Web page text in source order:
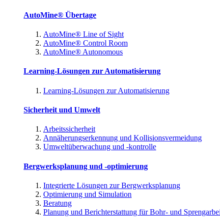
AutoMine® Übertage
AutoMine® Line of Sight
AutoMine® Control Room
AutoMine® Autonomous
Learning-Lösungen zur Automatisierung
Learning-Lösungen zur Automatisierung
Sicherheit und Umwelt
Arbeitssicherheit
Annäherungserkennung und Kollisionsvermeidung
Umweltüberwachung und -kontrolle
Bergwerksplanung und -optimierung
Integrierte Lösungen zur Bergwerksplanung
Optimierung und Simulation
Beratung
Planung und Berichterstattung für Bohr- und